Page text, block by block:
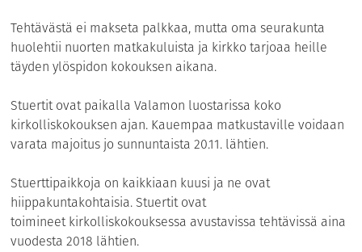
Tehtävästä ei makseta palkkaa, mutta oma seurakunta
huolehtii nuorten matkakuluista ja kirkko tarjoaa heille
täyden ylöspidon kokouksen aikana.
Stuertit ovat paikalla Valamon luostarissa koko
kirkolliskokouksen ajan. Kauempaa matkustaville voidaan
varata majoitus jo sunnuntaista 20.11. lähtien.
Stuerttipaikkoja on kaikkiaan kuusi ja ne ovat
hiippakuntakohtaisia. Stuertit ovat
toimineet kirkolliskokouksessa avustavissa tehtävissä aina
vuodesta 2018 lähtien.